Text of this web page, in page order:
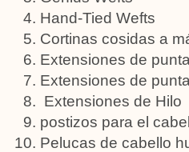
Hand-Tied Wefts
Cortinas cosidas a
Extensiones de
Extensiones de
Extensiones de Hilo
postizos para el
Pelucas de cabello